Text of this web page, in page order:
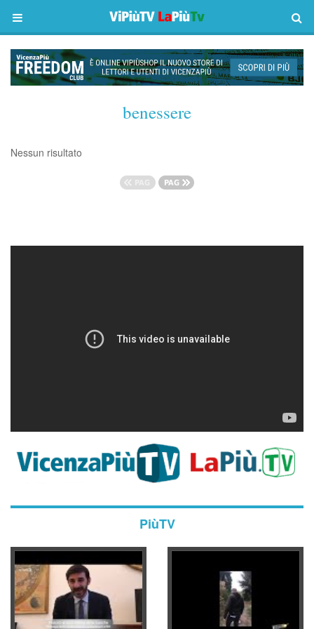
benessere
Nessun risultato
PiùTV